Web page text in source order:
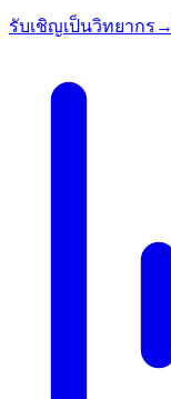
รับเชิญเป็นวิทยากร →